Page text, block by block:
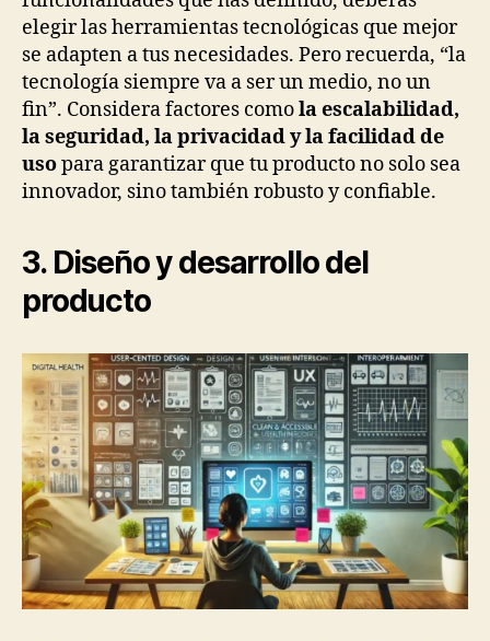
elegir las herramientas tecnológicas que mejor
se adapten a tus necesidades. Pero recuerda, “la
tecnología siempre va a ser un medio, no un
fin”. Considera factores comola escalabilidad,
la seguridad, la privacidad y la facilidad de
usopara garantizar que tu producto no solo sea
innovador, sino también robusto y confiable.
3. Diseño y desarrollo del
producto